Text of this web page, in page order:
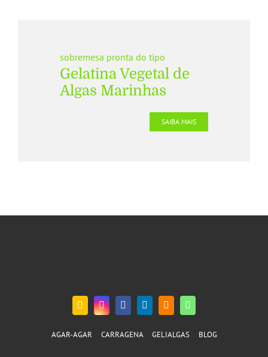
sobremesa pronta do tipo
Gelatina Vegetal de
Algas Marinhas
SAIBA MAIS
AGAR-AGAR CARRAGENA GELIALGAS BLOG